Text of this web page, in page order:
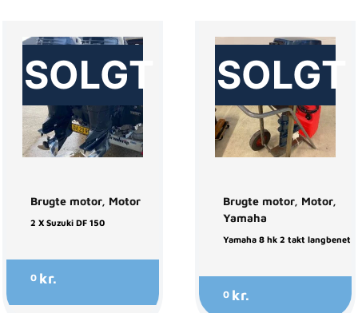
SOLGT
Brugte motor, Motor
2 X Suzuki DF 150
0 kr.
SOLGT
Brugte motor, Motor,
Yamaha
Yamaha 8 hk 2 takt langbenet
0 kr.